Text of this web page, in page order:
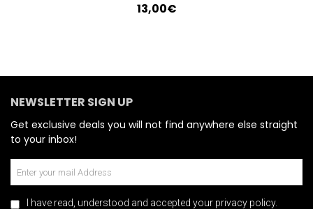
13,00€
NEWSLETTER SIGN UP
Get exclusive deals you will not find anywhere else straight
to your inbox!
I have read, understood and accepted your privacy policy.